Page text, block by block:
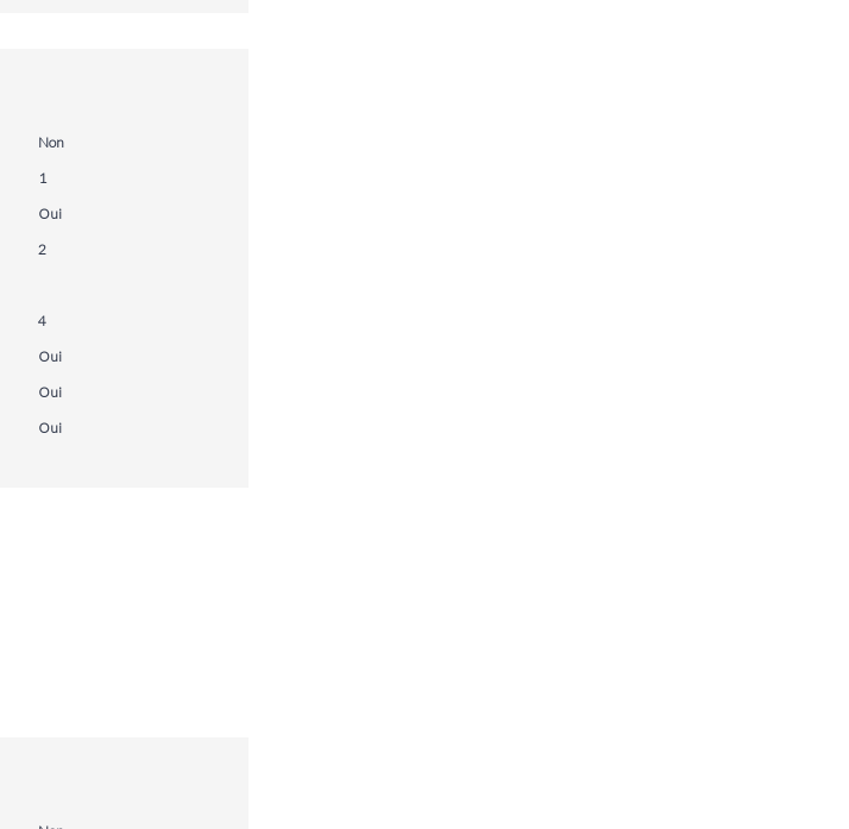
Non
1
Oui
2
4
Oui
Oui
Oui